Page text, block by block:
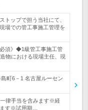
トップで担う当社にて、
場での管工事施工管理を
須》◆1級管工事施工管
物における現場主任、現
町6－1 名古屋ルーセン
律手当を含みます※経
す※試用期…